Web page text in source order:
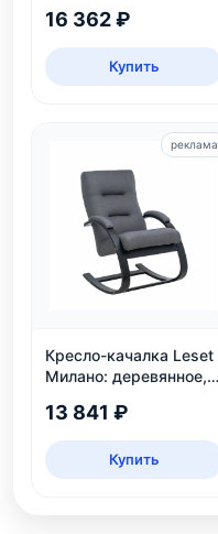
16 362 ₽
Купить
Кресло-качалка Leset
Милано: деревянное,
95
13 841 ₽
Купить
реклама